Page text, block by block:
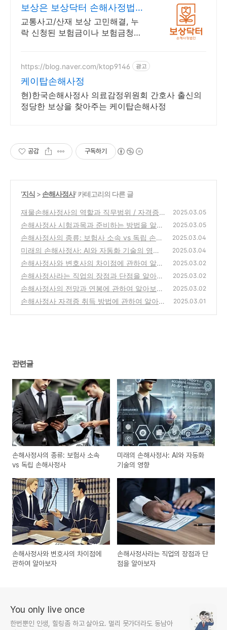
보상은 보상닥터 손해사정법인
8인의 전문 손해사정사
교통사고/산재 보상 고민해결, 누
락 신청된 보험금이나 보험금청구
https://blog.naver.com/ktop9146 광고
케이탑손해사정
현)한국손해사정사 의료감정위원회 간호사 출신의
정당한 보상을 찾아주는 케이탑손해사정
공감 구독하기
'지식 > 손해사정사' 카테고리의 다른 글
재물손해사정사의 역할과 직무범위 / 자격증
시험에 관하여 알아보자
(0)
2025.03.05
손해사정사 시험과목과 준비하는 방법을 알아
보자
(0)
2025.03.05
손해사정사의 종류: 보험사 소속 vs 독립 손해
사정사
(0)
2025.03.04
미래의 손해사정사: AI와 자동화 기술의 영향
(0)
2025.03.04
손해사정사와 변호사의 차이점에 관하여 알아
보자
(1)
2025.03.02
손해사정사라는 직업의 장점과 단점을 알아보
자
(1)
2025.03.02
손해사정사의 전망과 연봉에 관하여 알아보자
(0)
2025.03.02
손해사정사 자격증 취득 방법에 관하여 알아보
2025.03.01
관련글
손해사정사의 종류: 보험사 소속
vs 독립 손해사정사
미래의 손해사정사: AI와 자동화
기술의 영향
손해사정사와 변호사의 차이점에
관하여 알아보자
손해사정사라는 직업의 장점과 단
점을 알아보자
You only live once
한번뿐인 인생, 힐링좀 하고 살아요. 멀리 못가더라도 동남아